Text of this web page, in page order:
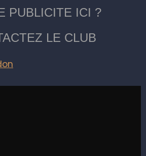
PUBLICITE ICI ?
LE CLUB